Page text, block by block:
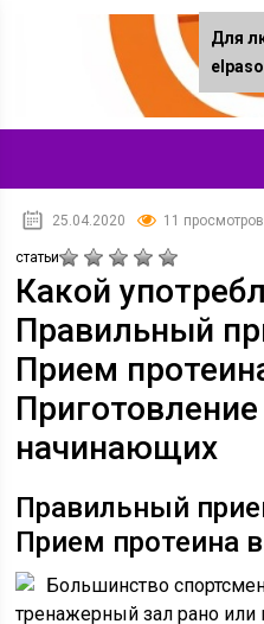
25.04.2020 11 просмотров
статьи
Какой
Правильный
Прием
начинающих
Правильный
Прием протеина
Большинство
тренажерный зал рано или
Для